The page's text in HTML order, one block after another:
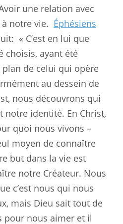
une relation avec
notre vie. Éphésiens
« C’est en lui que
choisis, ayant été
de celui qui opère
au dessein de
nous découvrons qui
notre identité. En Christ,
quoi nous vivons –
moyen de connaître
but dans la vie est
notre Créateur. Nous
c’est nous qui nous
mais Dieu sait tout de
pour nous aimer et il